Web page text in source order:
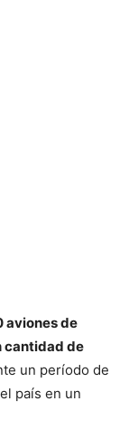
aviones de
cantidad de
un período de
país en un